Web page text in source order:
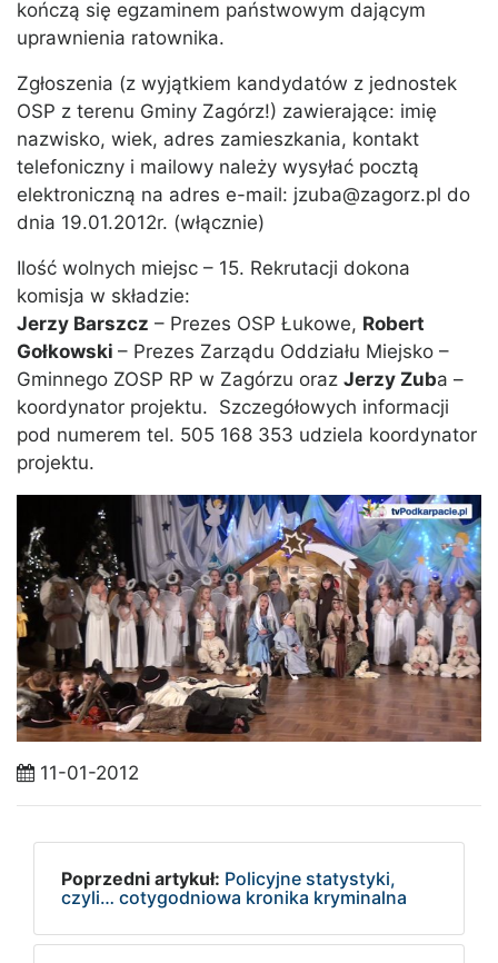
kończą się egzaminem państwowym dającym
uprawnienia ratownika.
Zgłoszenia (z wyjątkiem kandydatów z jednostek
OSP z terenu Gminy Zagórz!) zawierające: imię
nazwisko, wiek, adres zamieszkania, kontakt
telefoniczny i mailowy należy wysyłać pocztą
elektroniczną na adres e-mail: jzuba@zagorz.pl do
dnia 19.01.2012r. (włącznie)
Ilość wolnych miejsc – 15. Rekrutacji dokona
komisja w składzie:
Jerzy Barszcz – Prezes OSP Łukowe, Robert
Gołkowski – Prezes Zarządu Oddziału Miejsko –
Gminnego ZOSP RP w Zagórzu oraz Jerzy Zuba –
koordynator projektu. Szczegółowych informacji
pod numerem tel. 505 168 353 udziela koordynator
projektu.
11-01-2012
Poprzedni artykuł: Policyjne statystyki,
czyli… cotygodniowa kronika kryminalna